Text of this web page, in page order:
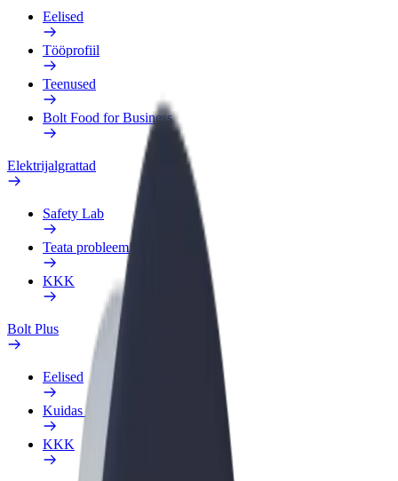
Eelised
Tööprofiil
Teenused
Bolt Food for Business
Elektrijalgrattad
Safety Lab
Teata probleemist
KKK
Bolt Plus
Eelised
Kuidas liituda
KKK